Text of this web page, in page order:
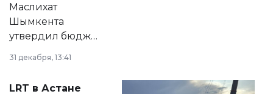
Маслихат
Шымкента
утвердил бюджет
города на 2026–
2028 годы.
31 декабря, 13:41
LRT в Астане